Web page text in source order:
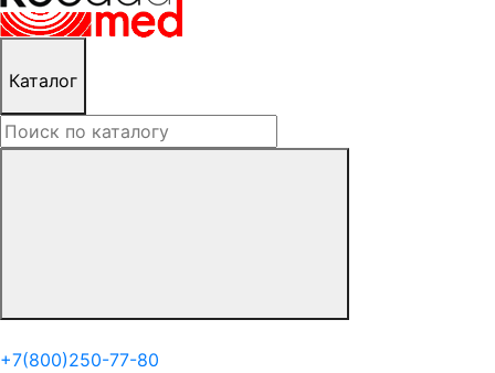
Каталог
+7(800)250-77-80